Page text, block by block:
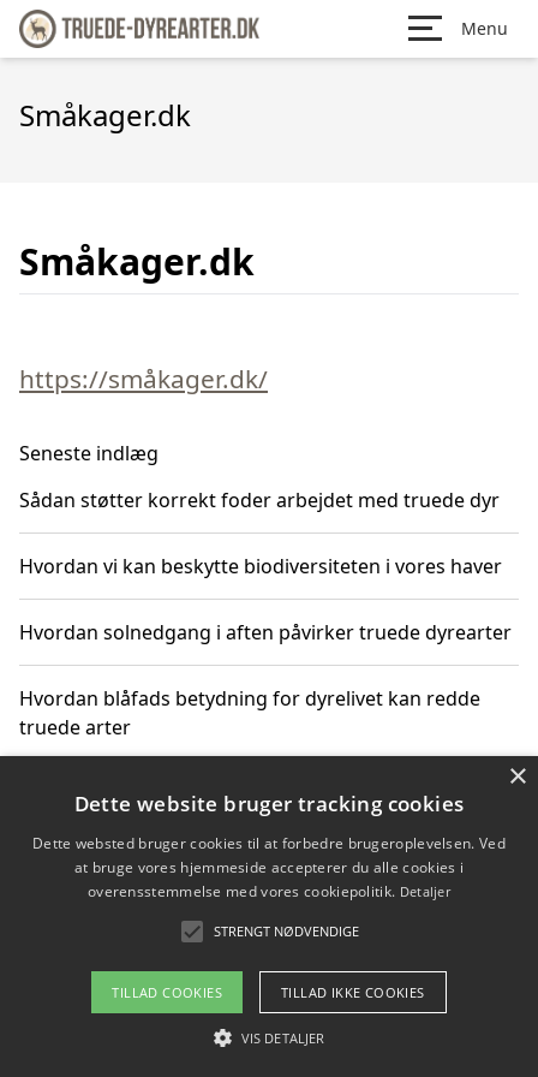
Menu
Småkager.dk
Småkager.dk
https://småkager.dk/
Seneste indlæg
Sådan støtter korrekt foder arbejdet med truede dyr
Hvordan vi kan beskytte biodiversiteten i vores haver
Hvordan solnedgang i aften påvirker truede dyrearter
Hvordan blåfads betydning for dyrelivet kan redde
truede arter
Hvordan kan gaver til unge voksne støtte bevarelsen
Copyright 2026 - Pilanto Aps
Om / kontakt
Blog Betingelser
×
Dette website bruger tracking cookies
Dette websted bruger cookies til at forbedre brugeroplevelsen. Ved
at bruge vores hjemmeside accepterer du alle cookies i
overensstemmelse med vores cookiepolitik. Detaljer
STRENGT NØDVENDIGE
TILLAD COOKIES TILLAD IKKE COOKIES
VIS DETALJER